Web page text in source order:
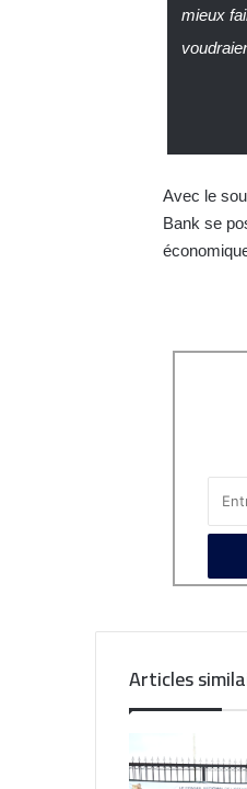
mieux
Avec le
Bank se
Articles